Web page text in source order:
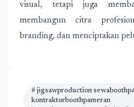
visual, tetapi juga
membangun citra
branding, dan menciptakan
# jigsawproduction
kontraktorboothpameran